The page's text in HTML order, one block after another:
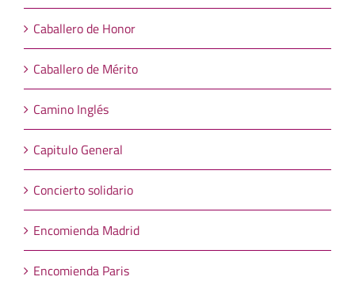
Caballero de Honor
Caballero de Mérito
Camino Inglés
Capitulo General
Concierto solidario
Encomienda Madrid
Encomienda Paris